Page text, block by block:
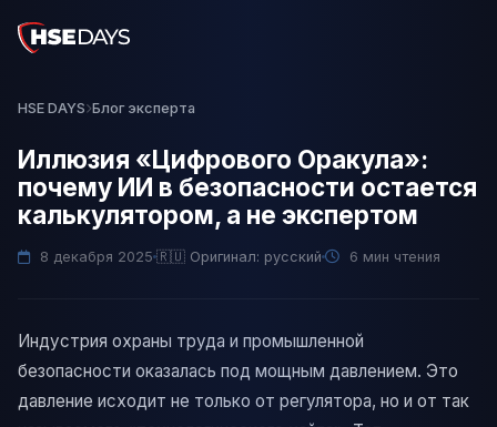
HSE DAYS Блог эксперта
Иллюзия «Цифрового Оракула»:
почему ИИ в безопасности остается
калькулятором, а не экспертом
8 декабря 2025 🇷🇺 Оригинал: русский 6 мин чтения
Индустрия охраны труда и промышленной
безопасности оказалась под мощным давлением. Это
давление исходит не только от регулятора, но и от так